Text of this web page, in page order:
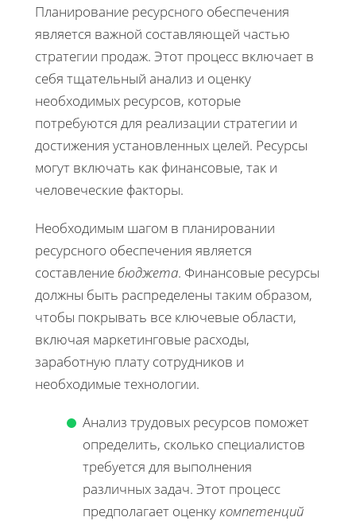
Планирование ресурсного обеспечения
является важной составляющей частью
стратегии продаж. Этот процесс включает в
себя тщательный анализ и оценку
необходимых ресурсов, которые
потребуются для реализации стратегии и
достижения установленных целей. Ресурсы
могут включать как финансовые, так и
человеческие факторы.
Необходимым шагом в планировании
ресурсного обеспечения является
составлениебюджета. Финансовые ресурсы
должны быть распределены таким образом,
чтобы покрывать все ключевые области,
включая маркетинговые расходы,
заработную плату сотрудников и
необходимые технологии.
Анализ трудовых ресурсов поможет
определить, сколько специалистов
требуется для выполнения
различных задач. Этот процесс
предполагает оценкукомпетенций